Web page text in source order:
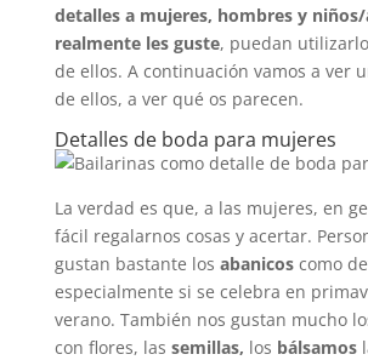
detalles a mujeres, hombres y
realmente les guste, puedan
de ellos. A continuación vamos a ver
de ellos, a ver qué os parecen.
Detalles de boda para mujeres
La verdad es que, a las mujeres, en
fácil regalarnos cosas y acertar.
gustan bastante los abanicoscomo
especialmente si se celebra en
verano. También nos gustan mucho
con flores, las semillas, los bálsamos